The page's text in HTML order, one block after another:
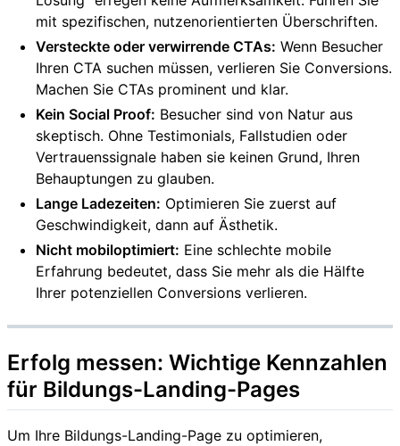
mit spezifischen, nutzenorientierten Überschriften.
Versteckte oder verwirrende CTAs: Wenn Besucher
Ihren CTA suchen müssen, verlieren Sie Conversions.
Machen Sie CTAs prominent und klar.
Kein Social Proof: Besucher sind von Natur aus
skeptisch. Ohne Testimonials, Fallstudien oder
Vertrauenssignale haben sie keinen Grund, Ihren
Behauptungen zu glauben.
Lange Ladezeiten: Optimieren Sie zuerst auf
Geschwindigkeit, dann auf Ästhetik.
Nicht mobiloptimiert: Eine schlechte mobile
Erfahrung bedeutet, dass Sie mehr als die Hälfte
Ihrer potenziellen Conversions verlieren.
Erfolg messen: Wichtige Kennzahlen
für Bildungs-Landing-Pages
Um Ihre Bildungs-Landing-Page zu optimieren,